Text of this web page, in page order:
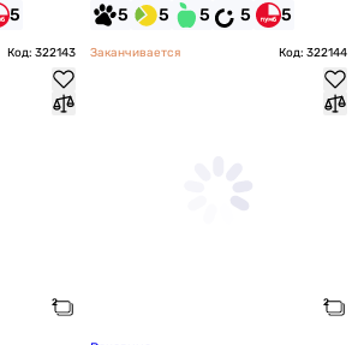
5 5 5 5 5 5
Код: 322143 Заканчивается Код: 322144